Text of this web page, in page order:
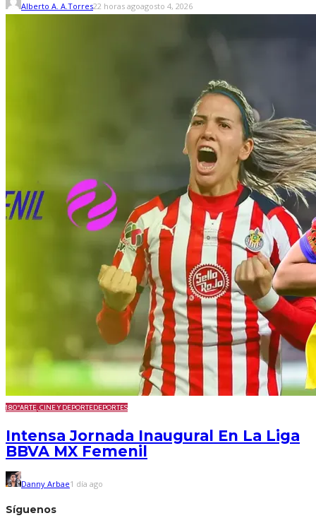
Alberto A. A.Torres22 horas agoagosto 4, 2026
180ºARTE, CINE Y DEPORTEDEPORTES
Intensa Jornada Inaugural En La Liga
BBVA MX Femenil
Danny Arbae1 día ago
Síguenos